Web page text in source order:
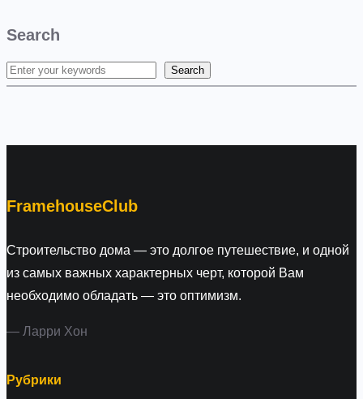
Search
S
Search
FramehouseClub
Строительство дома — это долгое путешествие, и одной
из самых важных характерных черт, которой Вам
необходимо обладать — это оптимизм.
— Ларри Хон
Рубрики